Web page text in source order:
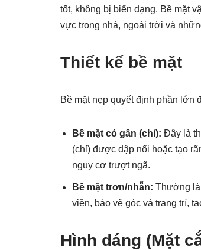
tốt, không bị biến dạng. Bề mặt
vực trong nhà, ngoài trời và
Thiết kế bề mặt
Bề mặt nẹp quyết định phần lớn
Bề mặt có gân (chỉ): Đây là
(chỉ) được dập nổi hoặc tạo
nguy cơ trượt ngã.
Bề mặt trơn/nhẵn: Thường là
viền, bảo vệ góc và trang trí,
Hình dáng (Mặt